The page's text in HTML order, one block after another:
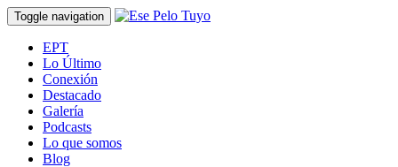
Toggle navigation
EPT
Lo Último
Conexión
Destacado
Galería
Podcasts
Lo que somos
Blog